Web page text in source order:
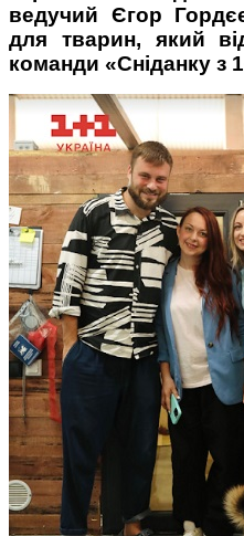
Як підготувати дитину до
навчального року? Поради
лікаря батькам
Поради багатодітної мами:
особистісний розвиток в
декреті
ведучий Єгор
для тварин, який
команди «Сніданку з